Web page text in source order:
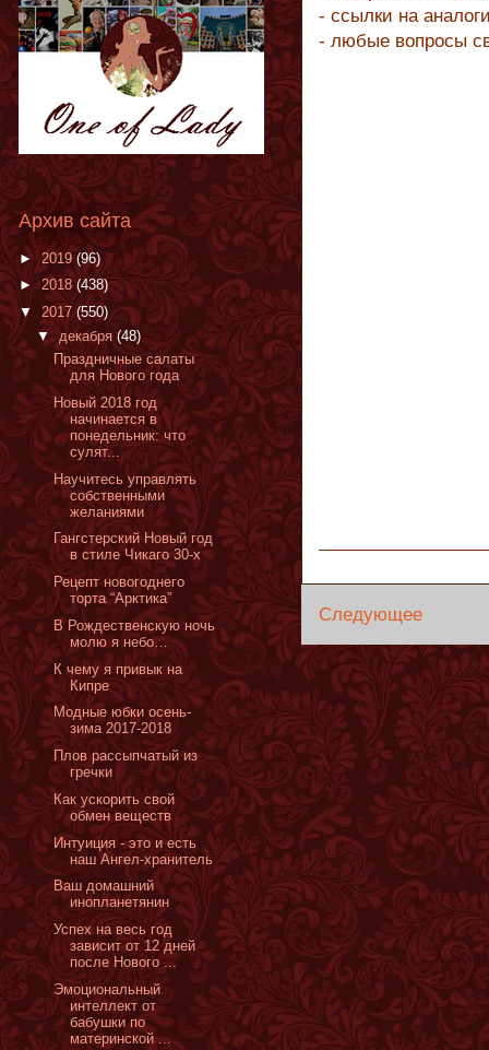
- ссылки на
- любые вопросы
Следующее
Архив сайта
► 2019 (96)
►2018 (438)
▼ 2017 (550)
▼ декабря (48)
Праздничные салаты
для Нового года
Новый 2018 год
начинается в
понедельник: что
сулят...
Научитесь управлять
собственными
желаниями
Гангстерский Новый год
в стиле Чикаго 30-х
Рецепт новогоднего
торта “Арктика”
В Рождественскую ночь
молю я небо…
К чему я привык на
Кипре
Модные юбки осень-
зима 2017-2018
Плов рассыпчатый из
гречки
Как ускорить свой
обмен веществ
Интуиция - это и есть
наш Ангел-хранитель
Ваш домашний
инопланетянин
Успех на весь год
зависит от 12 дней
после Нового ...
Эмоциональный
интеллект от
бабушки по
материнской ...